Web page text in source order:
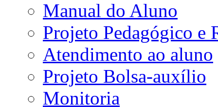
Manual do Aluno
Projeto Pedagógico e
Atendimento ao aluno
Projeto Bolsa-auxílio
Monitoria